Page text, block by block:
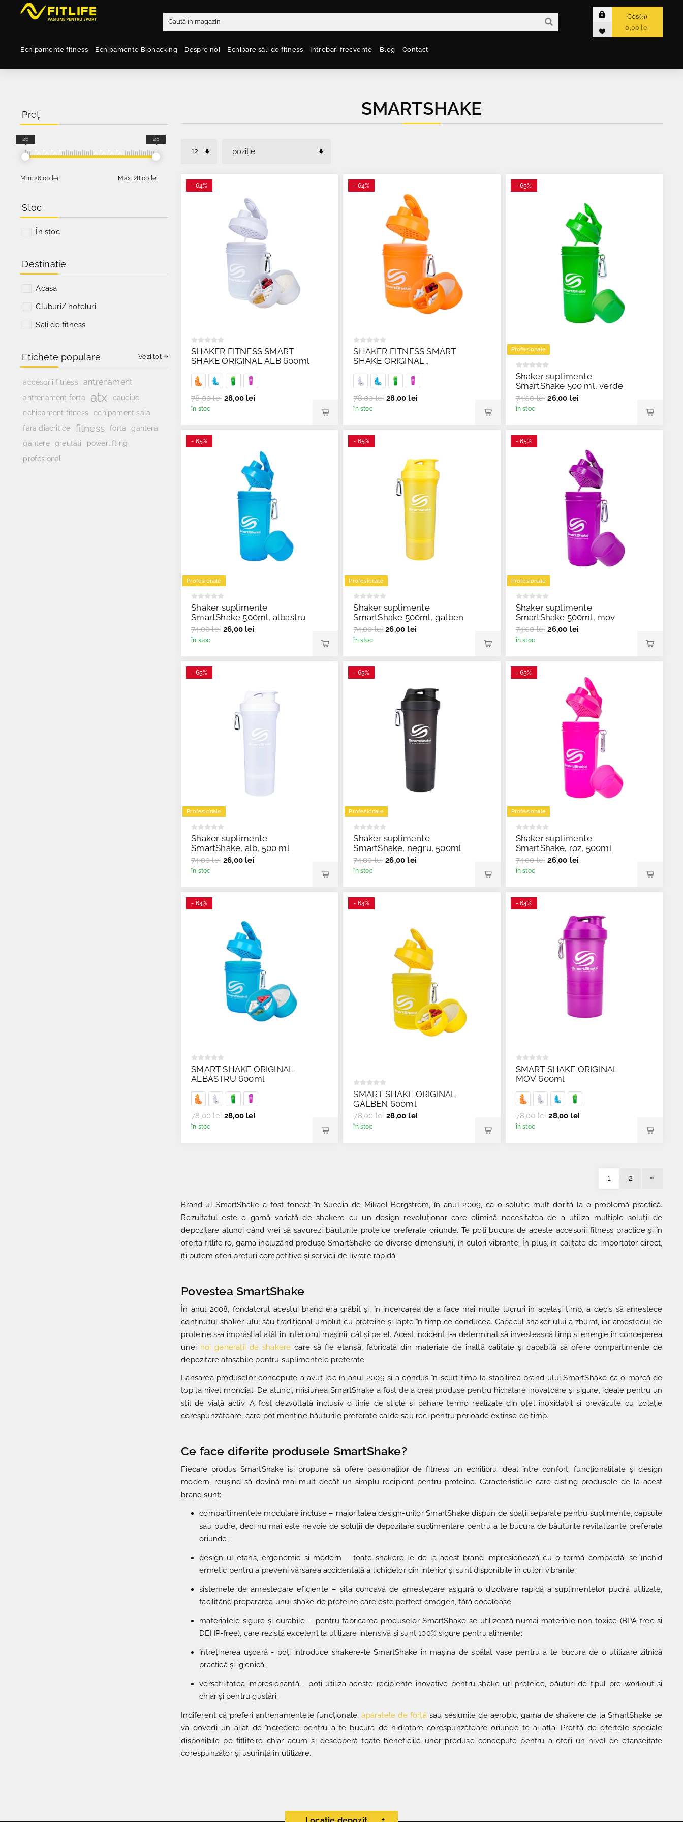
Cos 0
0,00 lei
Echipamente fitness Echipamente Biohacking Despre noi Echipare săli de fitness Intrebari frecvente Blog Contact
SMARTSHAKE
- 64%
SHAKER FITNESS SMART
SHAKE ORIGINAL ALB 600ml
78,00 lei 28,00 lei
în stoc
- 64%
SHAKER FITNESS SMART
SHAKE ORIGINAL
78,00 lei 28,00 lei
în stoc
- 65%
Profesionale
Shaker suplimente
SmartShake 500 ml, verde
74,00 lei 26,00 lei
în stoc
- 65%
Profesionale
Shaker suplimente
SmartShake 500ml, albastru
74,00 lei 26,00 lei
în stoc
- 65%
Profesionale
Shaker suplimente
SmartShake 500ml, galben
74,00 lei 26,00 lei
în stoc
- 65%
Profesionale
Shaker suplimente
SmartShake 500ml, mov
74,00 lei 26,00 lei
în stoc
- 65%
Profesionale
Shaker suplimente
SmartShake, alb, 500 ml
74,00 lei 26,00 lei
în stoc
- 65%
Profesionale
Shaker suplimente
SmartShake, negru, 500ml
74,00 lei 26,00 lei
în stoc
- 65%
Profesionale
Shaker suplimente
SmartShake, roz, 500ml
74,00 lei 26,00 lei
în stoc
- 64%
SMART SHAKE ORIGINAL
ALBASTRU 600ml
78,00 lei 28,00 lei
în stoc
- 64%
SMART SHAKE ORIGINAL
GALBEN 600ml
78,00 lei 28,00 lei
în stoc
- 64%
SMART SHAKE ORIGINAL
MOV 600ml
78,00 lei 28,00 lei
în stoc
1 2
Brand-ul SmartShake a fost fondat în Suedia de Mikael Bergström, în anul 2009, ca o soluție mult dorită la o problemă practică.
Rezultatul este o gamă variată de shakere cu un design revoluționar care elimină necesitatea de a utiliza multiple soluții de
depozitare atunci când vrei să savurezi băuturile proteice preferate oriunde. Te poți bucura de aceste accesorii fitness practice și în
oferta fitlife.ro, gama incluzând produse SmartShake de diverse dimensiuni, în culori vibrante. În plus, în calitate de importator direct,
îți putem oferi prețuri competitive și servicii de livrare rapidă.
Povestea SmartShake
În anul 2008, fondatorul acestui brand era grăbit și, în încercarea de a face mai multe lucruri în același timp, a decis să amestece
conținutul shaker-ului său tradițional umplut cu proteine și lapte în timp ce conducea. Capacul shaker-ului a zburat, iar amestecul de
proteine s-a împrăștiat atât în interiorul mașinii, cât și pe el. Acest incident l-a determinat să investească timp și energie în conceperea
unei noi generații de shakere care să fie etanșă, fabricată din materiale de înaltă calitate și capabilă să ofere compartimente de
depozitare atașabile pentru suplimentele preferate.
Lansarea produselor concepute a avut loc în anul 2009 și a condus în scurt timp la stabilirea brand-ului SmartShake ca o marcă de
top la nivel mondial. De atunci, misiunea SmartShake a fost de a crea produse pentru hidratare inovatoare și sigure, ideale pentru un
stil de viață activ. A fost dezvoltată inclusiv o linie de sticle și pahare termo realizate din oțel inoxidabil și prevăzute cu izolație
corespunzătoare, care pot menține băuturile preferate calde sau reci pentru perioade extinse de timp.
Ce face diferite produsele SmartShake?
Fiecare produs SmartShake își propune să ofere pasionaților de fitness un echilibru ideal între confort, funcționalitate și design
modern, reușind să devină mai mult decât un simplu recipient pentru proteine. Caracteristicile care disting produsele de la acest
brand sunt:
compartimentele modulare incluse – majoritatea design-urilor SmartShake dispun de spații separate pentru suplimente, capsule
sau pudre, deci nu mai este nevoie de soluții de depozitare suplimentare pentru a te bucura de băuturile revitalizante preferate
oriunde;
design-ul etanș, ergonomic și modern – toate shakere-le de la acest brand impresionează cu o formă compactă, se închid
ermetic pentru a preveni vărsarea accidentală a lichidelor din interior și sunt disponibile în culori vibrante;
sistemele de amestecare eficiente – sita concavă de amestecare asigură o dizolvare rapidă a suplimentelor pudră utilizate,
facilitând prepararea unui shake de proteine care este perfect omogen, fără cocoloașe;
materialele sigure și durabile – pentru fabricarea produselor SmartShake se utilizează numai materiale non-toxice (BPA-free și
DEHP-free), care rezistă excelent la utilizare intensivă și sunt 100% sigure pentru alimente;
întreținerea ușoară - poți introduce shakere-le SmartShake în mașina de spălat vase pentru a te bucura de o utilizare zilnică
practică și igienică;
versatilitatea impresionantă - poți utiliza aceste recipiente inovative pentru shake-uri proteice, băuturi de tipul pre-workout și
chiar și pentru gustări.
Indiferent că preferi antrenamentele funcționale,aparatele de forțăsau sesiunile de aerobic, gama de shakere de la SmartShake se
va dovedi un aliat de încredere pentru a te bucura de hidratare corespunzătoare oriunde te-ai afla. Profită de ofertele speciale
disponibile pe fitlife.ro chiar acum și descoperă toate beneficiile unor produse concepute pentru a oferi un nivel de etanșeitate
corespunzător și ușurință în utilizare.
Preț
Min: 26,00 lei Max: 28,00 lei
26 28
Stoc
În stoc
Destinatie
Acasa
Cluburi/ hoteluri
Sali de fitness
Etichete populare
accesorii fitness antrenament
antrenament forta atx cauciuc
echipament fitness echipament sala
fara diacritice fitness forta
gantera
gantere
greutati powerlifting
profesional
Vezi tot